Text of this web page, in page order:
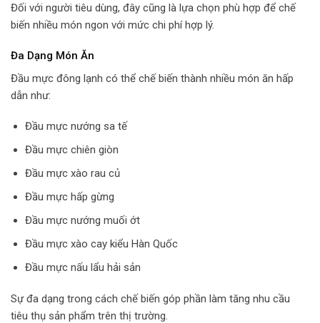
Đối với người tiêu dùng, đây cũng là lựa chọn phù hợp để chế
biến nhiều món ngon với mức chi phí hợp lý.
Đa Dạng Món Ăn
Đầu mực đông lạnh có thể chế biến thành nhiều món ăn hấp
dẫn như:
Đầu mực nướng sa tế
Đầu mực chiên giòn
Đầu mực xào rau củ
Đầu mực hấp gừng
Đầu mực nướng muối ớt
Đầu mực xào cay kiểu Hàn Quốc
Đầu mực nấu lẩu hải sản
Sự đa dạng trong cách chế biến góp phần làm tăng nhu cầu
tiêu thụ sản phẩm trên thị trường.